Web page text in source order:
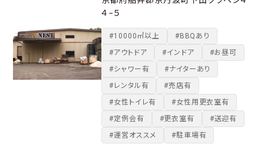
４−５
#10000㎡以上
#BBQあり
#アウトドア
#インドア
#お昼可
#シャワー有
#ナイターあり
#レンタル有
#売店有
#女性トイレ有
#女性用更衣室有
#定例会有
#更衣室有
#送迎有
#運営オススメ
#駐車場有